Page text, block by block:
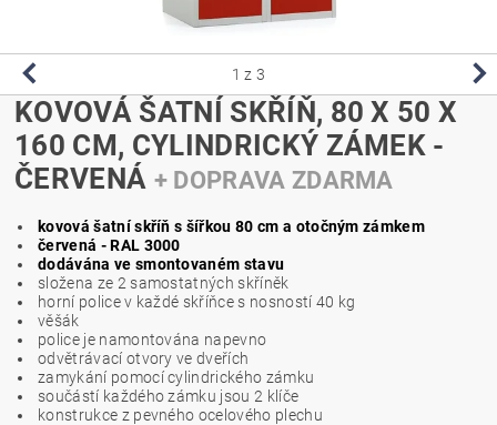
1 z 3
KOVOVÁ ŠATNÍ SKŘÍŇ, 80 X 50 X
160 CM, CYLINDRICKÝ ZÁMEK -
ČERVENÁ + DOPRAVA ZDARMA
kovová šatní skříň s šířkou 80 cm a otočným zámkem
červená - RAL 3000
dodávána ve smontovaném stavu
složena ze 2 samostatných skříněk
horní police v každé skříňce s nosností 40 kg
věšák
police je namontována napevno
odvětrávací otvory ve dveřích
zamykání pomocí cylindrického zámku
součástí každého zámku jsou 2 klíče
konstrukce z pevného ocelového plechu